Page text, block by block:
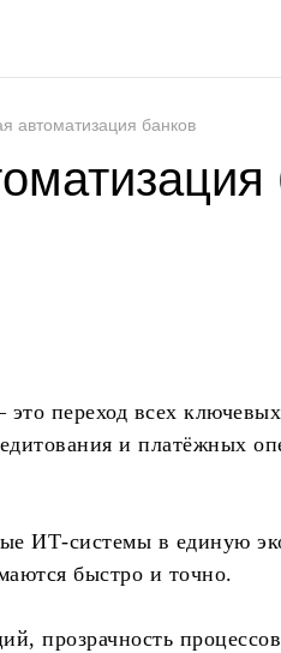
автоматизация банков
переход всех
и платёжных
ИТ-системы в единую
быстро и точно.
прозрачность